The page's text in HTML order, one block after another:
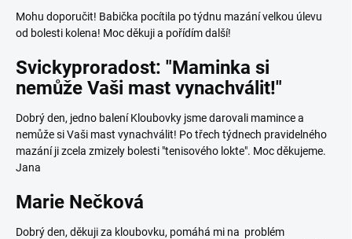
Mohu doporučit! Babička pocítila po týdnu mazání velkou úlevu
od bolesti kolena! Moc děkuji a pořídím další!
Svickyproradost: "Maminka si
nemůže Vaši mast vynachválit!"
Dobrý den, jedno balení Kloubovky jsme darovali mamince a
nemůže si Vaši mast vynachválit! Po třech týdnech pravidelného
mazání ji zcela zmizely bolesti "tenisového lokte". Moc děkujeme.
Jana
Marie Nečková
Dobrý den, děkuji za kloubovku, pomáhá mi na problém